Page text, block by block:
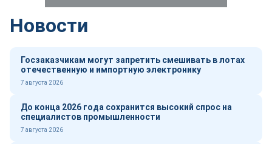
Новости
Госзаказчикам могут запретить смешивать в лотах
отечественную и импортную электронику
7 августа 2026
До конца 2026 года сохранится высокий спрос на
специалистов промышленности
7 августа 2026